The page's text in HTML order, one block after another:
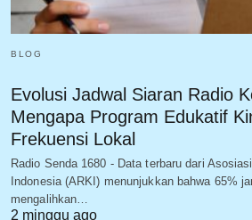
BLOG
Evolusi Jadwal Siaran Radio
Mengapa Program Edukatif
Frekuensi Lokal
Radio Senda 1680 - Data terbaru dari
Indonesia (ARKI) menunjukkan bahwa 65%
mengalihkan…
2 minggu ago